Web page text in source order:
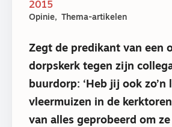
2015
Opinie Thema-artikelen
Zegt de predikant van een
dorpskerk tegen zijn
buurdorp: ‘Heb jij ook zo’n
vleermuizen in de
van alles geprobeerd om